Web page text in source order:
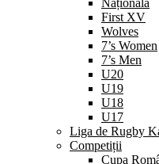
Națională
First XV
Wolves
7’s Women
7’s Men
U20
U19
U18
U17
Liga de Rugby
Competiții
Cupa